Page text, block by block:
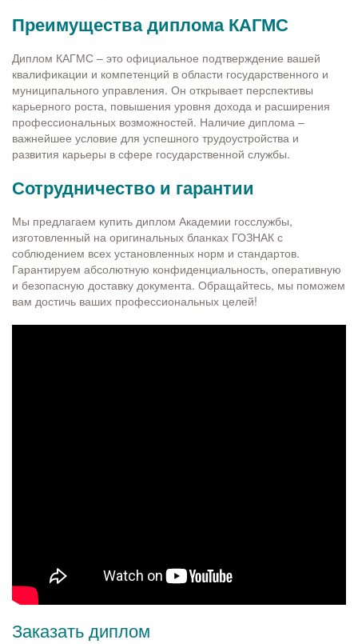
Преимущества диплома КАГМС
Диплом КАГМС – это официальное подтверждение вашей
квалификации и компетенций в области государственного и
муниципального управления. Он открывает перспективы
карьерного роста, повышения уровня дохода и расширения
профессиональных возможностей. Наличие диплома –
важнейшее условие для успешного трудоустройства и
развития карьеры в сфере государственной службы.
Сотрудничество и гарантии
Мы предлагаем купить диплом Академии госслужбы,
изготовленный на оригинальных бланках ГОЗНАК с
соблюдением всех установленных норм и стандартов.
Гарантируем абсолютную конфиденциальность, оперативную
и безопасную доставку документа. Обращайтесь, мы поможем
вам достичь ваших профессиональных целей!
Заказать диплом